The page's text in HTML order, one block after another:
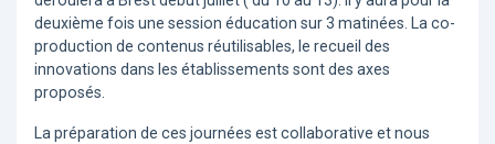
deuxième fois une session éducation sur 3 matinées. La co-
production de contenus réutilisables, le recueil des
innovations dans les établissements sont des axes
proposés.
La préparation de ces journées est collaborative et nous